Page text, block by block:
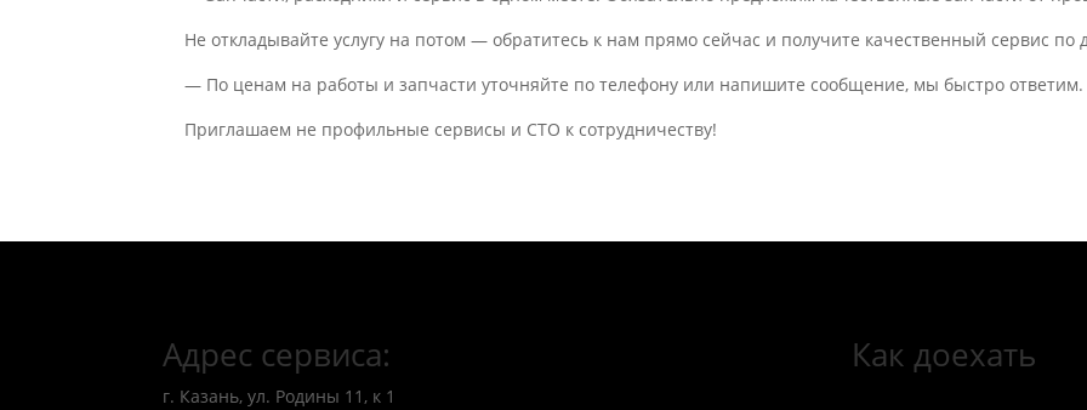
Не откладывайте услугу на потом — обратитесь к нам прямо сейчас и получите качественный сервис по
— По ценам на работы и запчасти уточняйте по телефону или напишите сообщение, мы быстро ответим.
Приглашаем не профильные сервисы и СТО к сотрудничеству!
Адрес сервиса:
г. Казань, ул. Родины 11, к 1
Как доехать